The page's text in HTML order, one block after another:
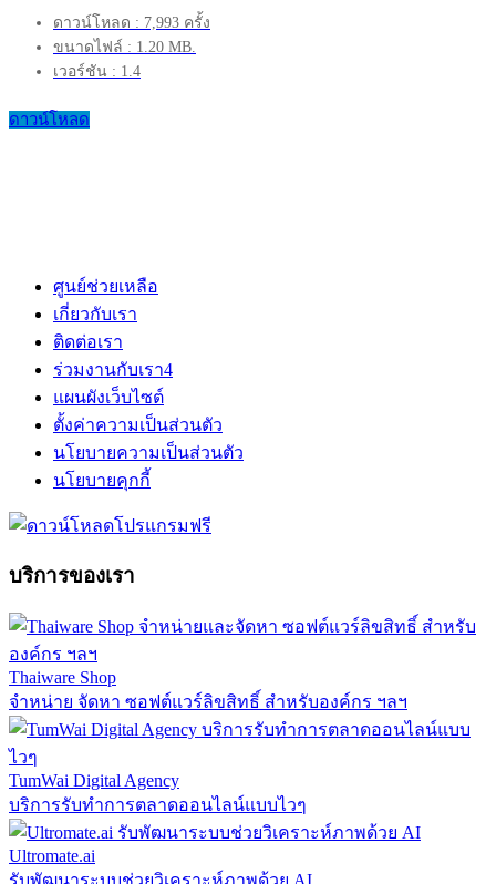
ดาวน์โหลด : 7,993 ครั้ง
ขนาดไฟล์ : 1.20 MB.
เวอร์ชัน : 1.4
ดาวน์โหลด
ศูนย์ช่วยเหลือ
เกี่ยวกับเรา
ติดต่อเรา
ร่วมงานกับเรา4
แผนผังเว็บไซต์
ตั้งค่าความเป็นส่วนตัว
นโยบายความเป็นส่วนตัว
นโยบายคุกกี้
บริการของเรา
Thaiware Shop
จำหน่าย จัดหา ซอฟต์แวร์ลิขสิทธิ์ สำหรับองค์กร ฯลฯ
TumWai Digital Agency
บริการรับทำการตลาดออนไลน์แบบไวๆ
Ultromate.ai
รับพัฒนาระบบช่วยวิเคราะห์ภาพด้วย AI